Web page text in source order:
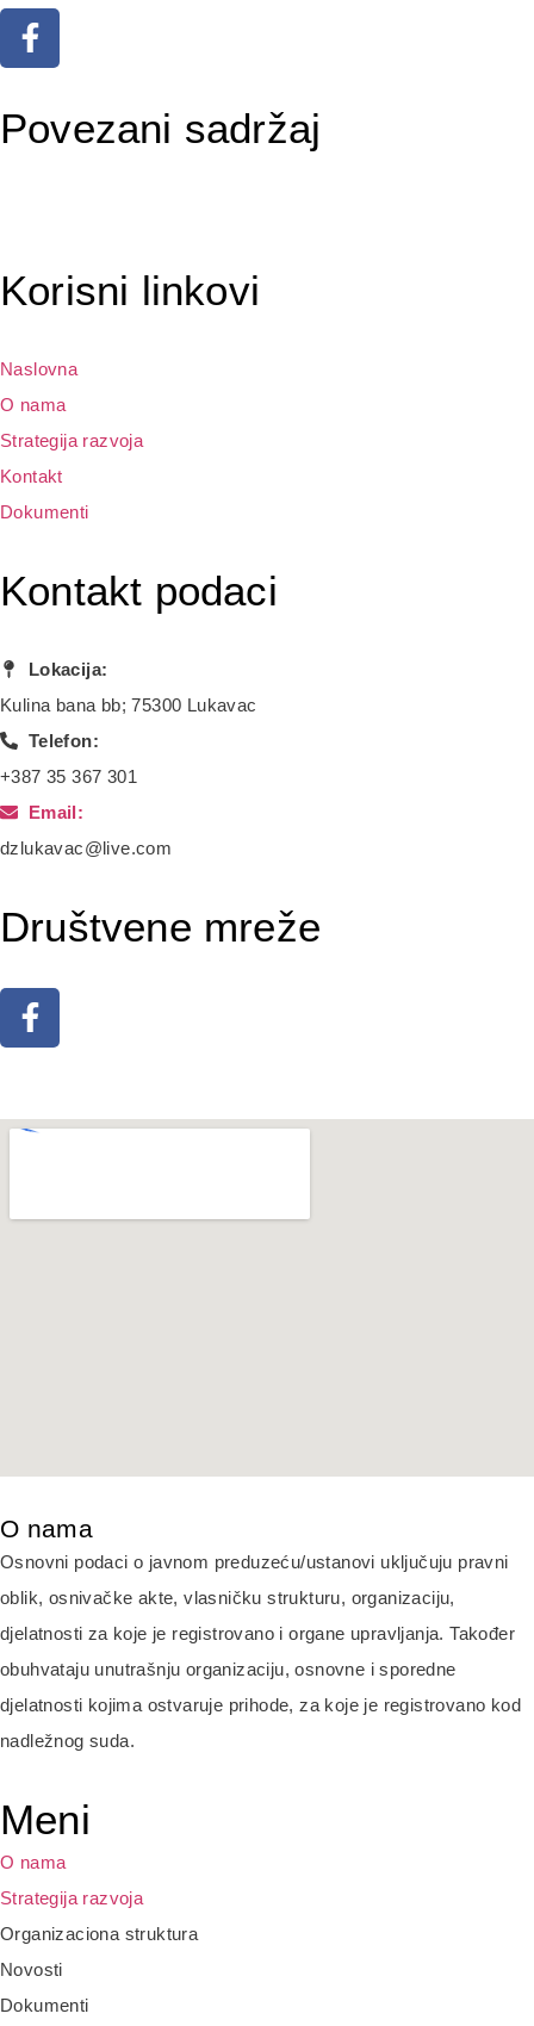
Povezani sadržaj
visokih temperatura
29. Juna 2026.
Zahvala kompaniji Lukavac Cement na vrijednoj
Korisni linkovi
Naslovna
O nama
Strategija razvoja
Kontakt
Dokumenti
Kontakt podaci
Lokacija:
Kulina bana bb; 75300 Lukavac
Telefon:
+387 35 367 301
Email:
dzlukavac@live.com
Društvene mreže
O nama
Osnovni podaci o javnom preduzeću/ustanovi uključuju pravni
oblik, osnivačke akte, vlasničku strukturu, organizaciju,
djelatnosti za koje je registrovano i organe upravljanja. Također
obuhvataju unutrašnju organizaciju, osnovne i sporedne
djelatnosti kojima ostvaruje prihode, za koje je registrovano kod
nadležnog suda.
Meni
O nama
Strategija razvoja
Organizaciona struktura
Novosti
Dokumenti